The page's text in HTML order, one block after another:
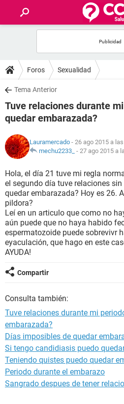
FOROS
SALUD
FAMILIA
NUTRICIÓN
SEXUALIDAD
GLOSARIO
Foros Sexualidad
Tema Anterior
Tuve relaciones durante
quedar embarazada?
Lauramercado - 26 ago 2015 a
mechu2233_ - 27 ago 2015 a
Hola, el día 21 tuve mi regla
el segundo día tuve relaciones
quedar embarazada? Hoy es 26.
pildora?
Leí en un articulo que como no
aún puede que no haya habido
espermatozoide puede sobrevivr
eyaculación, que hago en este
AYUDA!
Compartir
Consulta también:
Tuve relaciones durante mi
embarazada?
Días imposibles de quedar
Si tengo candidiasis puedo
Teniendo quistes puedo quedar
Periodo durante el embarazo
Sangrado despues de tener